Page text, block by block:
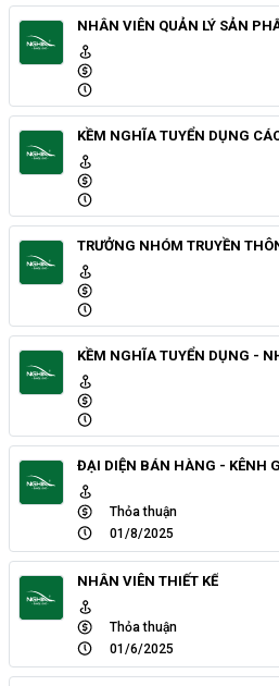
NHÂN VIÊN QUẢN LÝ SẢN
KỀM NGHĨA TUYỂN DỤNG
TRƯỞNG NHÓM TRUYỀN
KỀM NGHĨA TUYỂN DỤNG -
ĐẠI DIỆN BÁN HÀNG - KÊNH
Thỏa thuận
01/8/2025
NHÂN VIÊN THIẾT KẾ
Thỏa thuận
01/6/2025